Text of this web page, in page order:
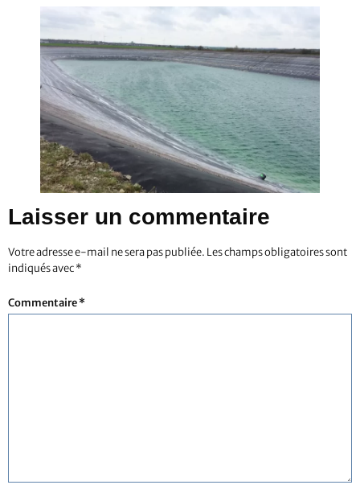
Laisser un commentaire
Votre adresse e-mail ne sera pas publiée. Les champs obligatoires sont
indiqués avec*
Commentaire*